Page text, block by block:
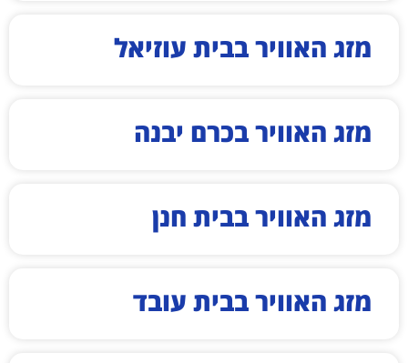
מזג האוויר בבית עוזיאל
מזג האוויר בכרם יבנה
מזג האוויר בבית חנן
מזג האוויר בבית עובד